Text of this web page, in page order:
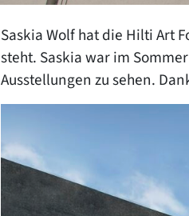
Saskia Wolf hat die Hilti Art
steht. Saskia war im
Ausstellungen zu sehen.